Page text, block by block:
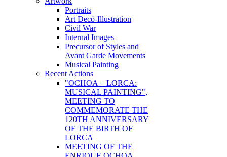
Portraits
Art Decó-Illustration
Civil War
Internal Images
Precursor of Styles and
Avant Garde Movements
Musical Painting
Recent Actions
"OCHOA + LORCA:
MUSICAL PAINTING",
MEETING TO
COMMEMORATE THE
120TH ANNIVERSARY
OF THE BIRTH OF
LORCA
MEETING OF THE